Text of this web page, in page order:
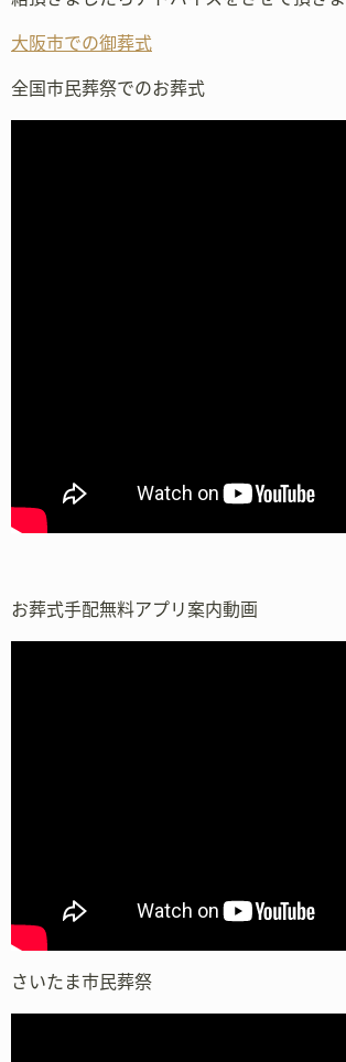
大阪市での御葬式
全国市民葬祭でのお葬式
お葬式手配無料アプリ案内動画
さいたま市民葬祭